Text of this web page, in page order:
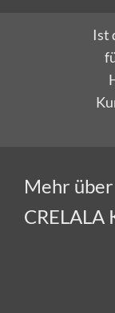
Ist
Mehr
CRELALA